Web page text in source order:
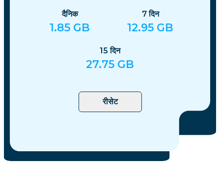
दैनिक
1.85 GB
7दिन
12.95 GB
15दिन
27.75 GB
रीसेट